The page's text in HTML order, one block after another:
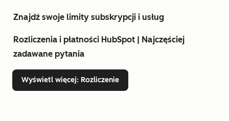
Znajdź swoje limity subskrypcji i usług
Rozliczenia i płatności HubSpot | Najczęściej
zadawane pytania
Wyświetl więcej: Rozliczenie